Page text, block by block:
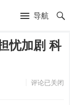
导航
忧加剧 科
评论已关闭